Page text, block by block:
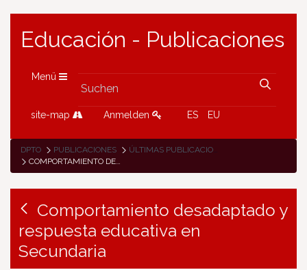
Educación - Publicaciones
Menü
site-map Anmelden ES EU
DPTO PUBLICACIONES
ÚLTIMAS PUBLICACIONES
COMPORTAMIENTO DESADAPTADO Y RESPUESTA EDUCATIVA EN SECUNDARIA
Comportamiento desadaptado y
respuesta educativa en
Secundaria